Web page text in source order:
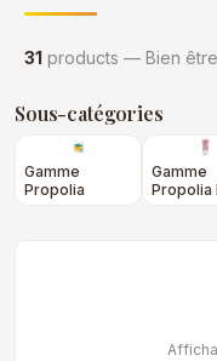
31 products — Bien être
Sous-catégories
Gamme
Propolia
Gamme
Propolia